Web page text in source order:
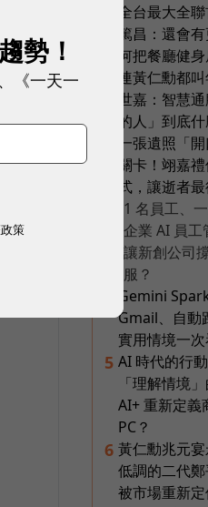
全台最大全
篤昌：還會
何把餐廳健
連黃仁勳都
世嘉：智慧
的人」到底
一張遺照「
關卡！翊嘉
式，讓逝者
1 名員工、
企業 AI 員工
讓新創公司
服？
Gemini
Gmail、自動
實用情境一次
5 AI 時代的行
「理解情境
AI+ 重新定
PC？
6 黃仁勳兆元
低調的二代
被市場重新定
勢！
《一天一
策